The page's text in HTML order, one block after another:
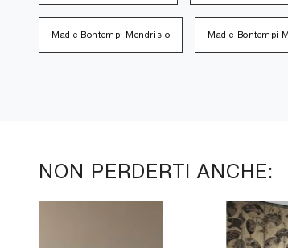
Madie Bontempi Mendrisio Madie Bontempi
NON PERDERTI ANCHE: